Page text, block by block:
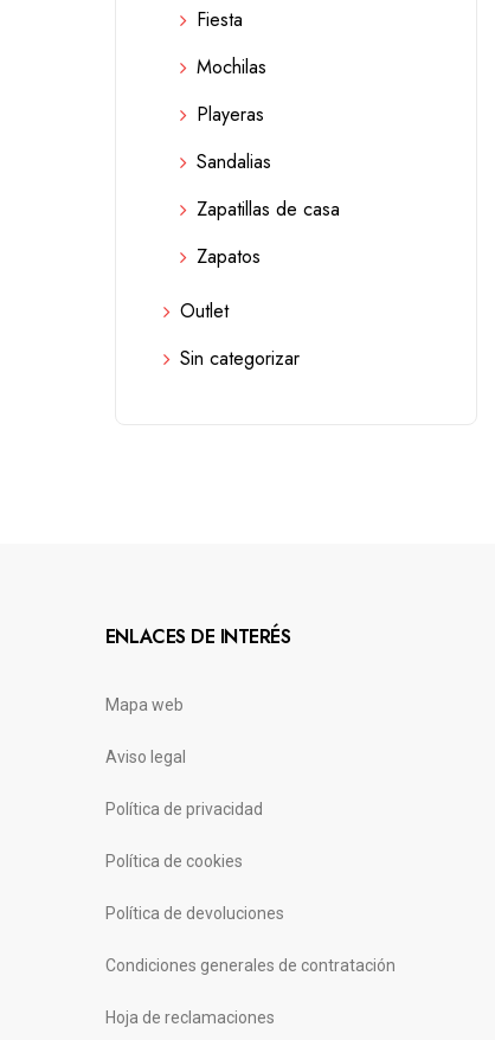
Fiesta
Mochilas
Playeras
Sandalias
Zapatillas de casa
Zapatos
Outlet
Sin categorizar
ENLACES DE INTERÉS
Mapa web
Aviso legal
Política de privacidad
Política de cookies
Política de devoluciones
Condiciones generales de contratación
Hoja de reclamaciones